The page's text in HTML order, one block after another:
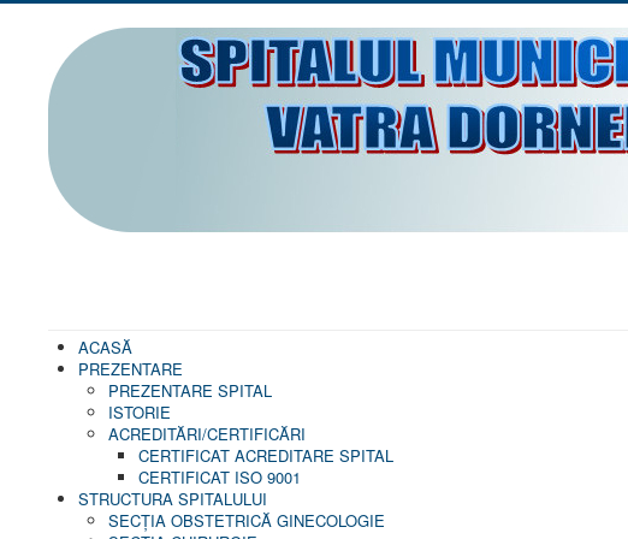
ACASĂ
PREZENTARE
PREZENTARE SPITAL
ISTORIE
ACREDITĂRI/CERTIFICĂRI
CERTIFICAT ACREDITARE SPITAL
CERTIFICAT ISO 9001
STRUCTURA SPITALULUI
SECŢIA OBSTETRICĂ GINECOLOGIE